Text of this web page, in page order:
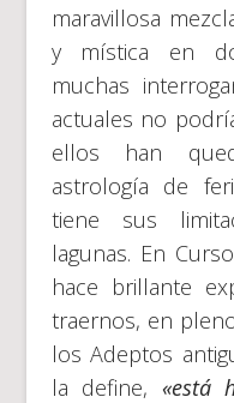
maravillosa
y mística en
muchas
actuales no
ellos han
astrología de
tiene sus
lagunas. En
hace brillante
traernos, en
los Adeptos
la define, «está